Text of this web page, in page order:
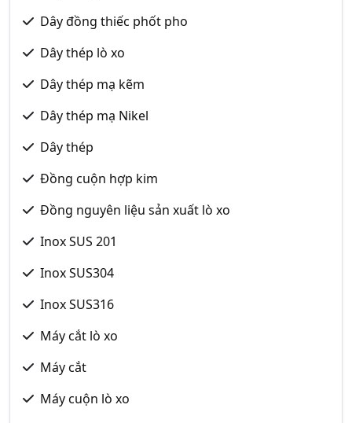
Dây đồng thiếc phốt pho
Dây thép lò xo
Dây thép mạ kẽm
Dây thép mạ Nikel
Dây thép
Đồng cuộn hợp kim
Đồng nguyên liệu sản xuất lò xo
Inox SUS 201
Inox SUS304
Inox SUS316
Máy cắt lò xo
Máy cắt
Máy cuộn lò xo